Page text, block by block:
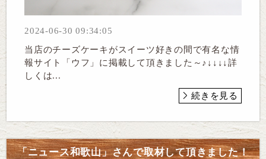
2024-06-30 09:34:05
当店のチーズケーキがスイーツ好きの間で有名な情
報サイト「ウフ」に掲載して頂きました～♪↓↓↓↓詳
しくは...
続きを見る
「ニュース和歌山」さんで取材して頂きました！